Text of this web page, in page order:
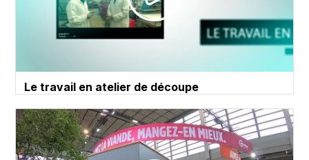
Le travail en atelier de découpe